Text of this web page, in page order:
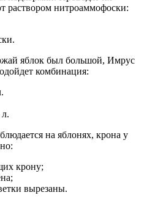
раствором нитроаммофоски:
яблок был большой, Имрус
комбинация:
на яблонях, крона у
крону;
вырезаны.